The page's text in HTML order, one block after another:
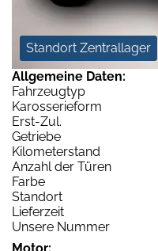
Standort Zentrallager
Allgemeine Daten:
Fahrzeugtyp
Karosserieform
Erst-Zul.
Getriebe
Kilometerstand
Anzahl der Türen
Farbe
Standort
Lieferzeit
Unsere Nummer
Motor: